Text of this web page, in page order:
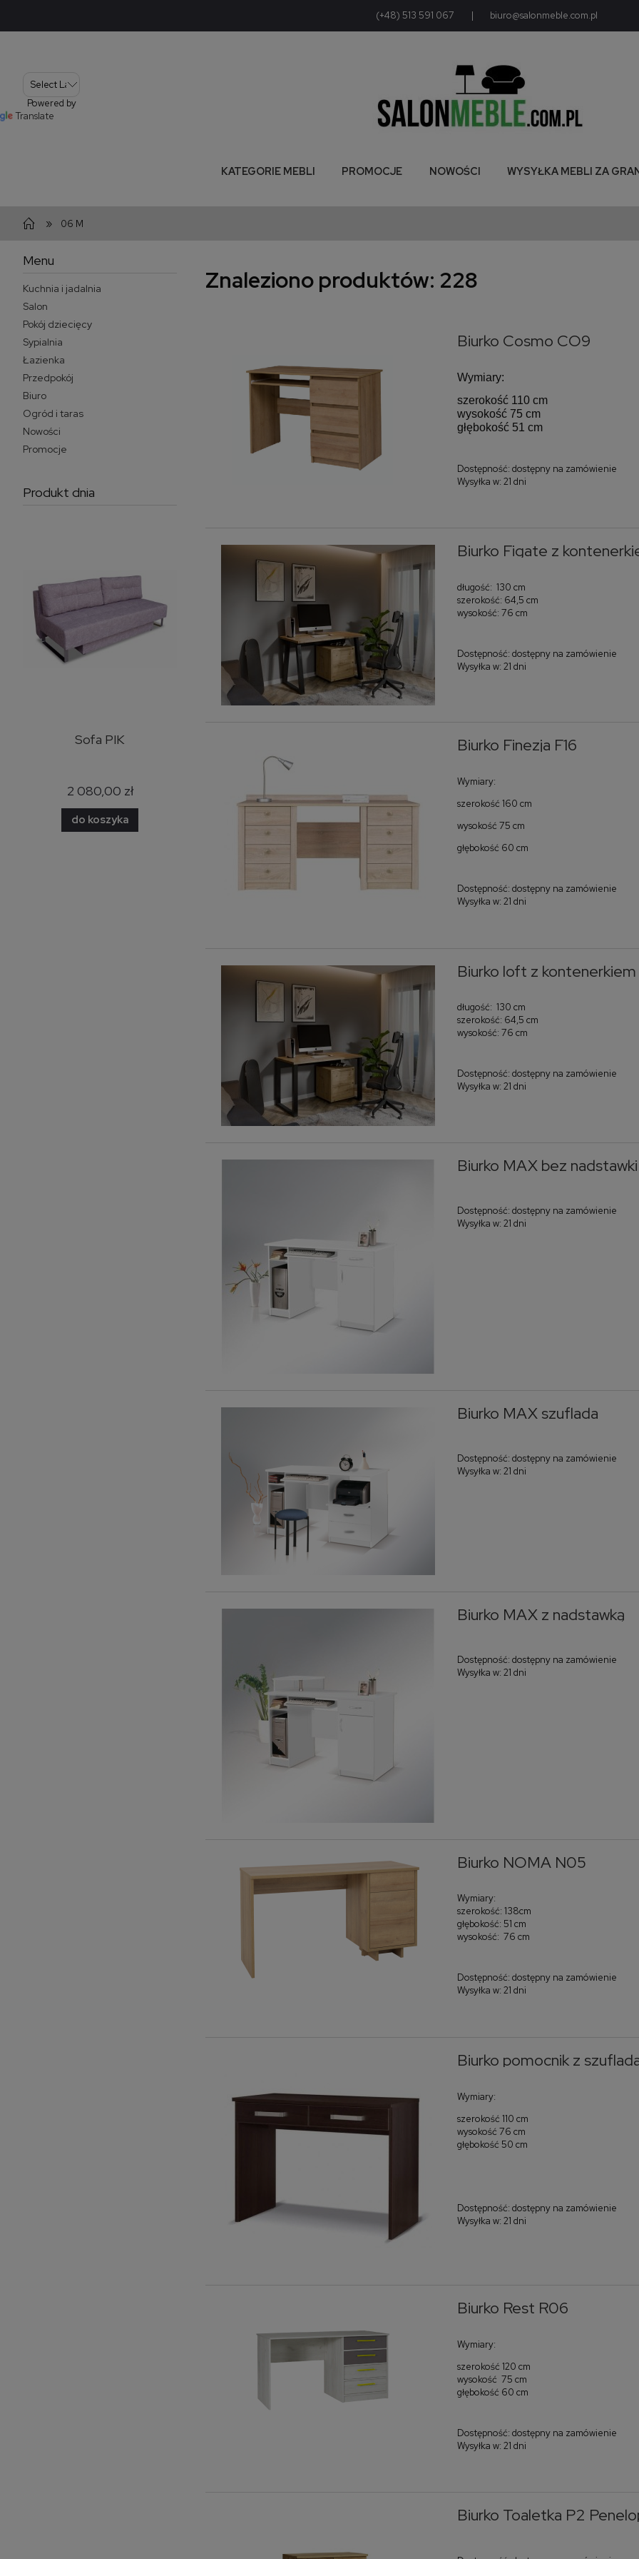
(+48) 513 591 067 | biuro@salonmeble.com.pl
Powered by
Translate
KATEGORIE MEBLI PROMOCJE NOWOŚCI WYSYŁKA MEBLI ZA
» 06 M
Menu
Kuchnia i jadalnia
Salon
Pokój dziecięcy
Sypialnia
Łazienka
Przedpokój
Biuro
Ogród i taras
Nowości
Promocje
Produkt dnia
Sofa PIK
2 080,00 zł
do koszyka
naturalna
7 500,00 zł
do koszyka
Narożnik Weronika XL
6 920,00 zł
do koszyka
Łóżko kontynentalne Molly
160x200
Znaleziono produktów: 228
Biurko Cosmo CO9
Wymiary:
szerokość 110 cm
wysokość 75 cm
głębokość 51 cm
Dostępność: dostępny na zamówienie
Wysyłka w: 21 dni
Biurko Figate z
długość: 130 cm
szerokość: 64,5 cm
wysokość: 76 cm
Dostępność: dostępny na zamówienie
Wysyłka w: 21 dni
Biurko Finezja F16
Wymiary:
szerokość 160 cm
wysokość 75 cm
głębokość 60 cm
Dostępność: dostępny na zamówienie
Wysyłka w: 21 dni
Biurko loft z kontenerkiem
długość: 130 cm
szerokość: 64,5 cm
wysokość: 76 cm
Dostępność: dostępny na zamówienie
Wysyłka w: 21 dni
Biurko MAX bez nadstawki
Dostępność: dostępny na zamówienie
Wysyłka w: 21 dni
Biurko MAX szuflada
Dostępność: dostępny na zamówienie
Wysyłka w: 21 dni
Biurko MAX z nadstawką
Dostępność: dostępny na zamówienie
Wysyłka w: 21 dni
Biurko NOMA N05
Wymiary:
szerokość: 138cm
głębokość: 51 cm
wysokość: 76 cm
Dostępność: dostępny na zamówienie
Wysyłka w: 21 dni
Biurko pomocnik z
Wymiary:
szerokość 110 cm
wysokość 76 cm
głębokość 50 cm
Dostępność: dostępny na zamówienie
Wysyłka w: 21 dni
Biurko Rest R06
Wymiary:
szerokość 120 cm
wysokość 75 cm
głębokość 60 cm
Dostępność: dostępny na zamówienie
Wysyłka w: 21 dni
Biurko Toaletka P2